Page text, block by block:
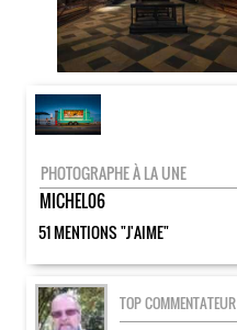
PHOTOGRAPHE À LA UNE
MICHEL06
51 MENTIONS "J'AIME"
TOP COMMENTATEUR